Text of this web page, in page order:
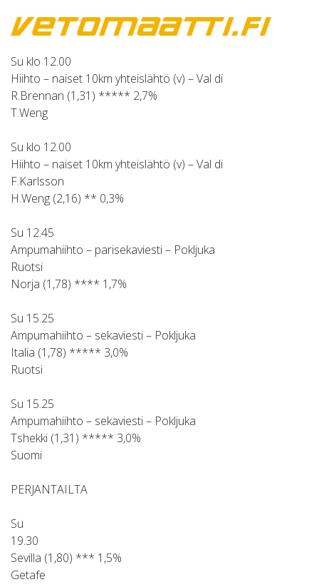
Su klo 12.00
Hiihto – naiset 10km yhteislähtö (v) – Val di
R.Brennan (1,31) ***** 2,7%
T.Weng
Su klo 12.00
Hiihto – naiset 10km yhteislähtö (v) – Val di
F.Karlsson
H.Weng (2,16) ** 0,3%
Su 12.45
Ampumahiihto – parisekaviesti – Pokljuka
Ruotsi
Norja (1,78) **** 1,7%
Su 15.25
Ampumahiihto – sekaviesti – Pokljuka
Italia (1,78) ***** 3,0%
Ruotsi
Su 15.25
Ampumahiihto – sekaviesti – Pokljuka
Tshekki (1,31) ***** 3,0%
Suomi
PERJANTAILTA
Su
19.30
Sevilla (1,80) *** 1,5%
Getafe